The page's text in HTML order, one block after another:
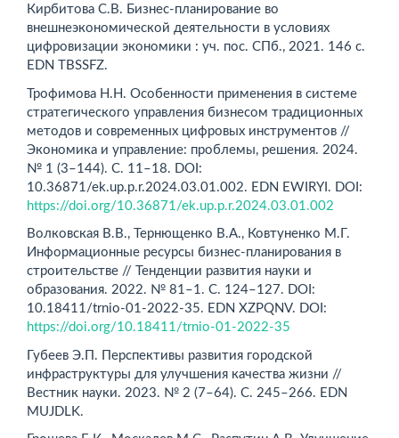
Кирбитова С.В. Бизнес-планирование во
внешнеэкономической деятельности в условиях
цифровизации экономики : уч. пос. СПб., 2021. 146 с.
EDN TBSSFZ.
Трофимова Н.Н. Особенности применения в системе
стратегического управления бизнесом традиционных
методов и современных цифровых инструментов //
Экономика и управление: проблемы, решения. 2024.
№ 1 (3–144). С. 11–18. DOI:
10.36871/ek.up.p.r.2024.03.01.002. EDN EWIRYI. DOI:
https://doi.org/10.36871/ek.up.p.r.2024.03.01.002
Волковская В.В., Тернющенко В.А., Ковтуненко М.Г.
Информационные ресурсы бизнес-планирования в
строительстве // Тенденции развития науки и
образования. 2022. № 81–1. С. 124–127. DOI:
10.18411/trnio-01-2022-35. EDN XZPQNV. DOI:
https://doi.org/10.18411/trnio-01-2022-35
Губеев Э.П. Перспективы развития городской
инфраструктуры для улучшения качества жизни //
Вестник науки. 2023. № 2 (7–64). С. 245–266. EDN
MUJDLK.